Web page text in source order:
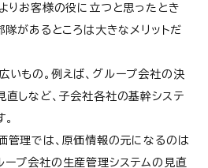
りお客様の役に立つと思ったとき
隊があるところは大きなメリットだ
いもの。例えば、グループ会社の決
直しなど、子会社各社の基幹システ
管理では、原価情報の元になるのは
ープ会社の生産管理システムの見直